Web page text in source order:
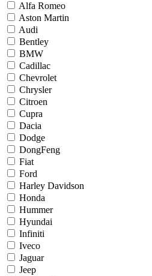
Alfa Romeo
Aston Martin
Audi
Bentley
BMW
Cadillac
Chevrolet
Chrysler
Citroen
Cupra
Dacia
Dodge
DongFeng
Fiat
Ford
Harley Davidson
Honda
Hummer
Hyundai
Infiniti
Iveco
Jaguar
Jeep